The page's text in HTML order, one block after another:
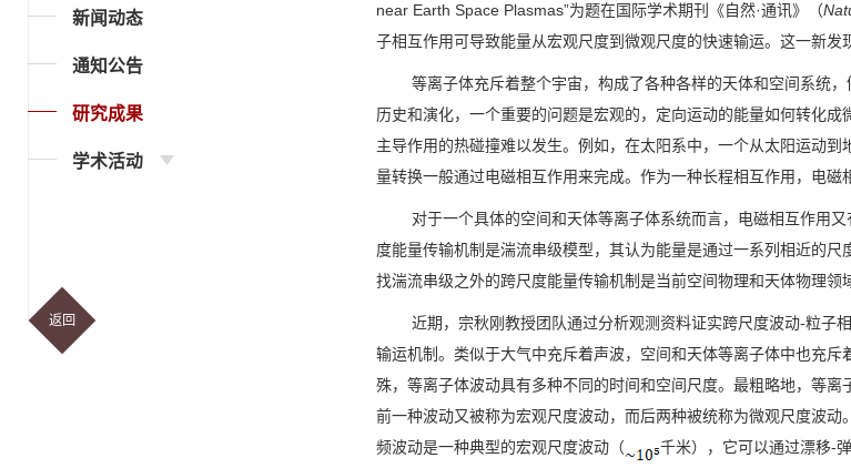
新闻动态
通知公告
研究成果
学术活动
返回
near Earth Space Plasmas”为题在国际学术期刊《自然·通讯》（
子相互作用可导致能量从宏观尺度到微观尺度的快速输运。这一新
等离子体充斥着整个宇宙，构成了各种各样的天体和空间系统，
历史和演化，一个重要的问题是宏观的，定向运动的能量如何转化
主导作用的热碰撞难以发生。例如，在太阳系中，一个从太阳运动
量转换一般通过电磁相互作用来完成。作为一种长程相互作用，电
对于一个具体的空间和天体等离子体系统而言，电磁相互作用又
度能量传输机制是湍流串级模型，其认为能量是通过一系列相近的
找湍流串级之外的跨尺度能量传输机制是当前空间物理和天体物理领
近期，宗秋刚教授团队通过分析观测资料证实跨尺度波动-粒子
输运机制。类似于大气中充斥着声波，空间和天体等离子体中也充
殊，等离子体波动具有多种不同的时间和空间尺度。最粗略地，等
前一种波动又被称为宏观尺度波动，而后两种被统称为微观尺度波
频波动是一种典型的宏观尺度波动（
千米），它可以通过漂移-